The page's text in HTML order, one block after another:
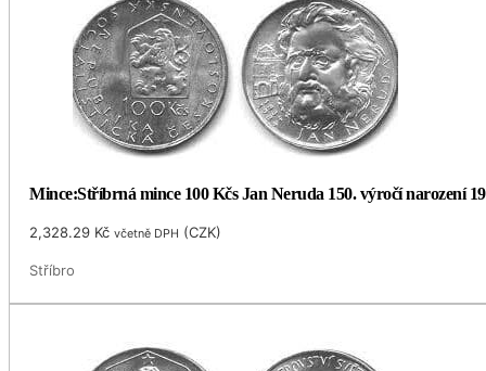
Mince:Stříbrná mince 100 Kčs Jan Neruda 150. výročí narození
2,328.29 Kč včetně DPH (CZK)
Stříbro